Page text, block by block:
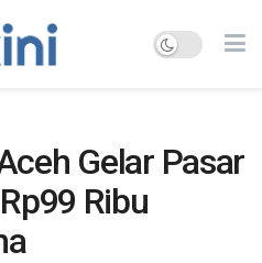
Gelar Pasar
Ribu